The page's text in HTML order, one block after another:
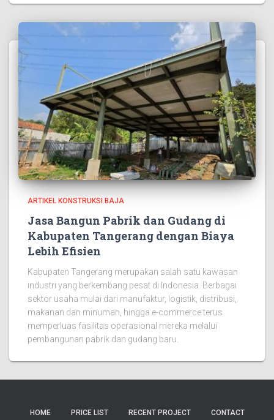
ARTIKEL KONSTRUKSI BAJA
Jasa Bangun Pabrik dan Gudang di
Kabupaten Tangerang dengan Biaya
Lebih Efisien
Kabupaten Tangerang merupakan salah satu kawasan
industri yang berkembang pesat di Indonesia. Berbagai
sektor usaha mulai dari manufaktur, logistik, distribusi,
makanan dan minuman, hingga e-commerce terus
memperluas fasilitas operasional mereka melalui
pembangunan pabrik dan gudang baru.
HOME PRICE LIST RECENT PROJECT CONTACT